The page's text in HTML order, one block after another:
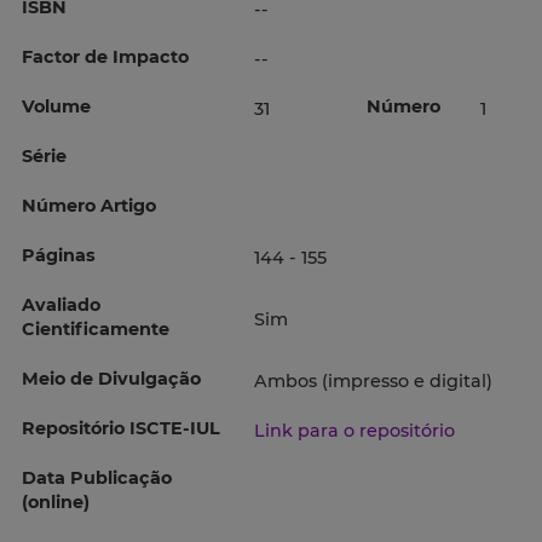
ISBN
--
Factor de Impacto --
Volume 31 Número 1
Série
Número Artigo
Páginas 144 - 155
Avaliado
Cientificamente
Sim
Meio de Divulgação Ambos (impresso e digital)
Repositório ISCTE-IUL Link para o repositório
Data Publicação
(online)